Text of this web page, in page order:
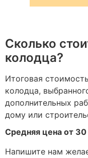
Сколько
колодца?
Итоговая
колодца,
дополнительных
дому или
Средняя цена от
Напишите нам